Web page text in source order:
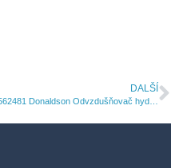
DALŠÍ
P562481 Donaldson Odvzdušňovač hydraulický